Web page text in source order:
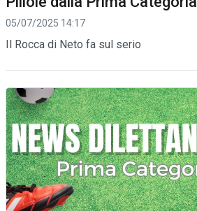
05/07/2025 14:17
Il Rocca di Neto fa sul serio